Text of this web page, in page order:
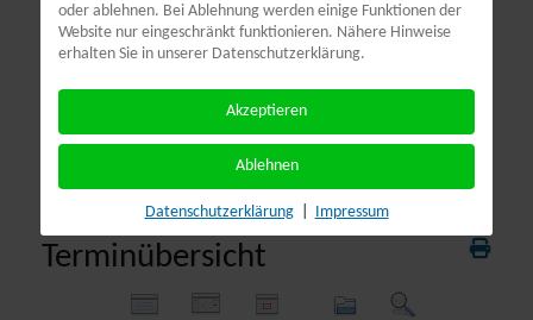
Terminübersicht
oder ablehnen. Bei Ablehnung werden einige Funktionen der
Website nur eingeschränkt funktionieren. Nähere Hinweise
erhalten Sie in unserer Datenschutzerklärung.
Akzeptieren
Ablehnen
Datenschutzerklärung Impressum